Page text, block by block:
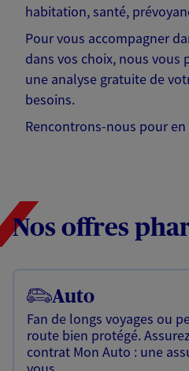
habitation, santé,
Pour vous accompagner
dans vos choix, nous
une analyse gratuite de
besoins.
Rencontrons-nous pour en
Nos offres
Auto
Fan de longs voyages ou
route bien protégé.
contrat Mon Auto : une